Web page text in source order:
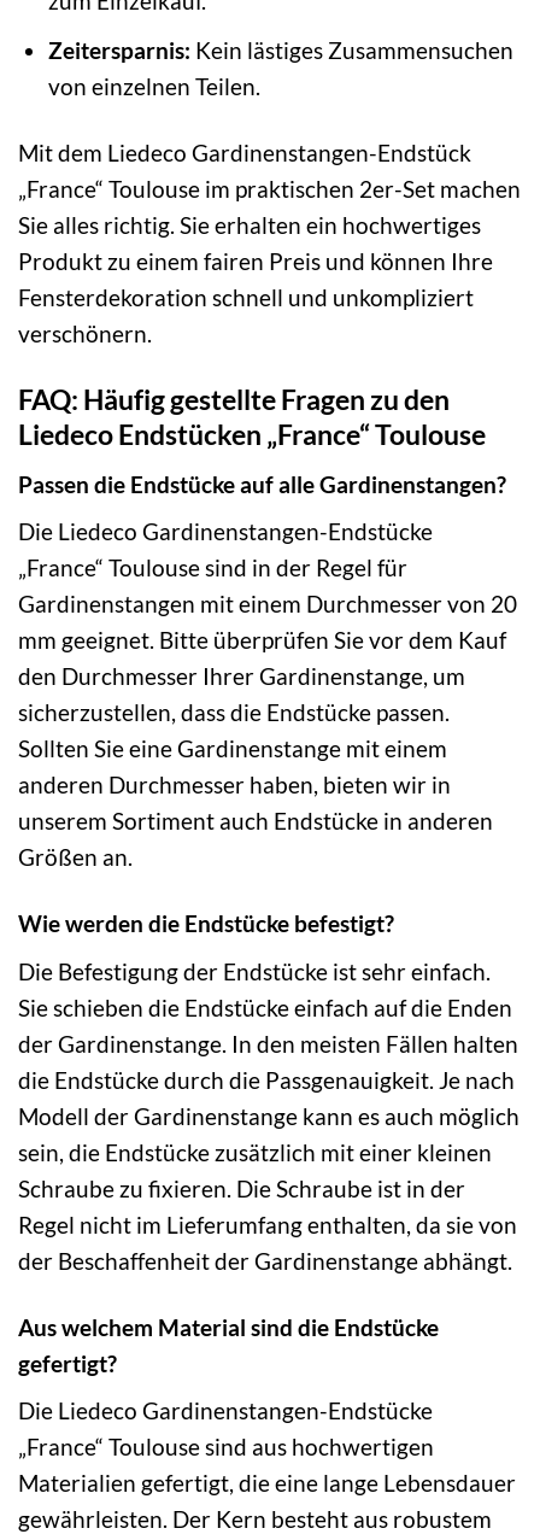
Zeitersparnis: Kein lästiges Zusammensuchen
von einzelnen Teilen.
Mit dem Liedeco Gardinenstangen-Endstück
„France“ Toulouse im praktischen 2er-Set machen
Sie alles richtig. Sie erhalten ein hochwertiges
Produkt zu einem fairen Preis und können Ihre
Fensterdekoration schnell und unkompliziert
verschönern.
FAQ: Häufig gestellte Fragen zu den
Liedeco Endstücken „France“ Toulouse
Passen die Endstücke auf alle Gardinenstangen?
Die Liedeco Gardinenstangen-Endstücke
„France“ Toulouse sind in der Regel für
Gardinenstangen mit einem Durchmesser von 20
mm geeignet. Bitte überprüfen Sie vor dem Kauf
den Durchmesser Ihrer Gardinenstange, um
sicherzustellen, dass die Endstücke passen.
Sollten Sie eine Gardinenstange mit einem
anderen Durchmesser haben, bieten wir in
unserem Sortiment auch Endstücke in anderen
Größen an.
Wie werden die Endstücke befestigt?
Die Befestigung der Endstücke ist sehr einfach.
Sie schieben die Endstücke einfach auf die Enden
der Gardinenstange. In den meisten Fällen halten
die Endstücke durch die Passgenauigkeit. Je nach
Modell der Gardinenstange kann es auch möglich
sein, die Endstücke zusätzlich mit einer kleinen
Schraube zu fixieren. Die Schraube ist in der
Regel nicht im Lieferumfang enthalten, da sie von
der Beschaffenheit der Gardinenstange abhängt.
Aus welchem Material sind die Endstücke
gefertigt?
Die Liedeco Gardinenstangen-Endstücke
„France“ Toulouse sind aus hochwertigen
Materialien gefertigt, die eine lange Lebensdauer
gewährleisten. Der Kern besteht aus robustem